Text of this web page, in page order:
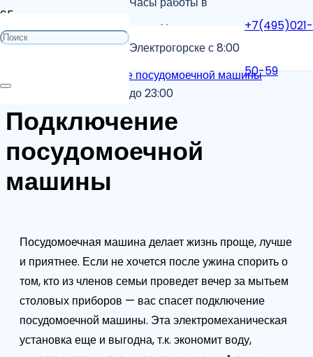
Электрогорске с 8:00
до 23:00
+7(495)021-
50-59
Главная Услуги сантехника
Подключение посудомоечной машины
Подключение
посудомоечной
машины
Посудомоечная машина делает жизнь проще, лучше
и приятнее. Если не хочется после ужина спорить о
том, кто из членов семьи проведет вечер за мытьем
столовых приборов — вас спасет подключение
посудомоечной машины. Эта электромеханическая
установка еще и выгодна, т.к. экономит воду,